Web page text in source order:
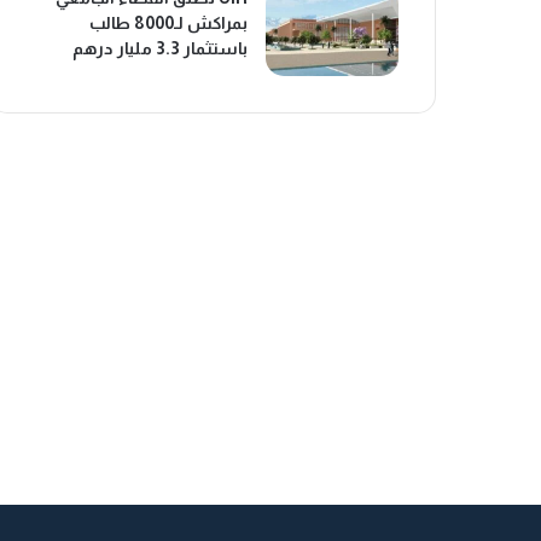
بمراكش لـ8000 طالب
باستثمار 3.3 مليار درهم